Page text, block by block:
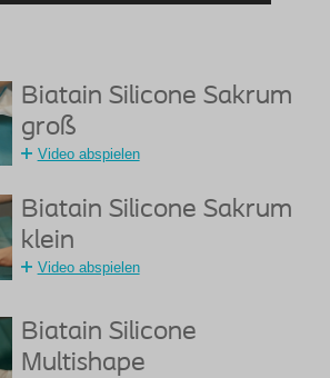
Biatain Silicone Sakrum
groß
Video abspielen
Biatain Silicone Sakrum
klein
Video abspielen
Biatain Silicone
Multishape